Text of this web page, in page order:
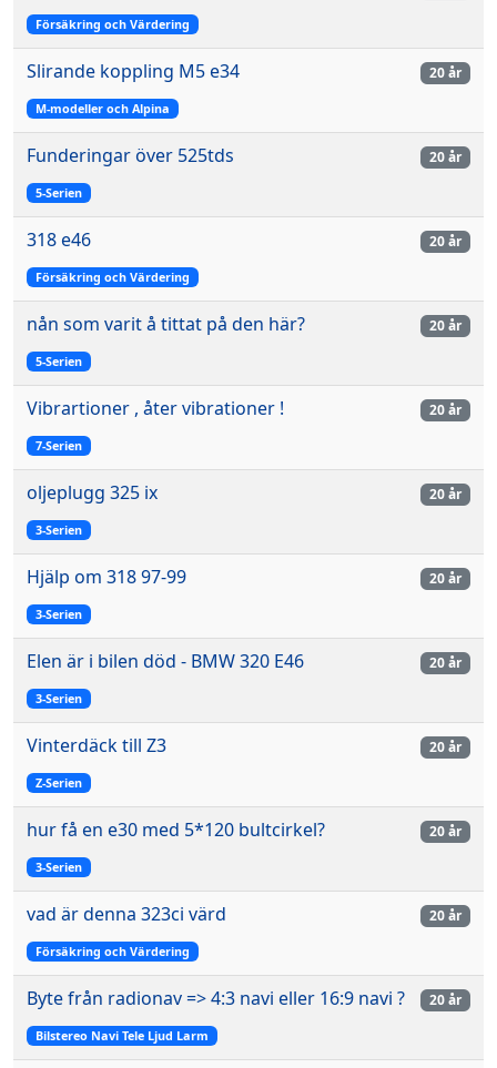
Försäkring och Värdering
Slirande koppling M5 e34
M-modeller och Alpina
20 år
Funderingar över 525tds
5-Serien
20 år
318 e46
Försäkring och Värdering
20 år
nån som varit å tittat på den här?
5-Serien
20 år
Vibrartioner , åter vibrationer !
7-Serien
20 år
oljeplugg 325 ix
3-Serien
20 år
Hjälp om 318 97-99
3-Serien
20 år
Elen är i bilen död - BMW 320 E46
3-Serien
20 år
Vinterdäck till Z3
Z-Serien
20 år
hur få en e30 med 5*120 bultcirkel?
3-Serien
20 år
vad är denna 323ci värd
Försäkring och Värdering
20 år
Byte från radionav => 4:3 navi eller 16:9 navi ?
Bilstereo Navi Tele Ljud Larm
20 år